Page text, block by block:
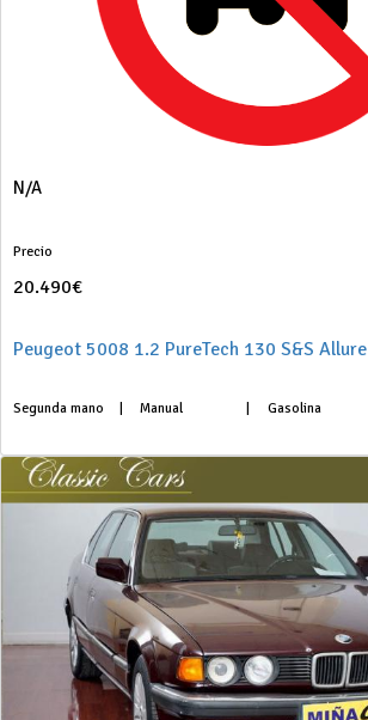
N/A
Precio
20.490€
Peugeot 5008 1.2 PureTech 130 S&S Allure
Segunda mano Manual Gasolina